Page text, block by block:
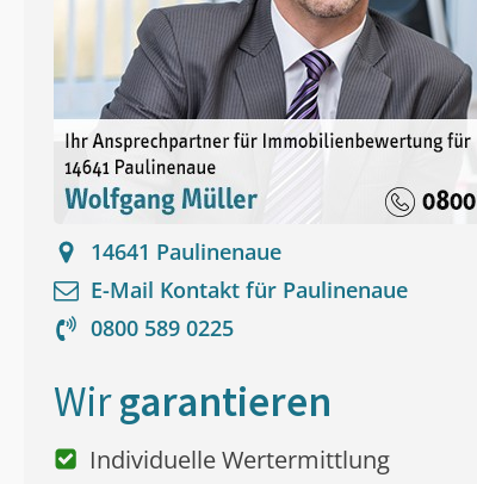
14641 Paulinenaue
E-Mail Kontakt für Paulinenaue
0800 589 0225
Wirgarantieren
Individuelle Wertermittlung